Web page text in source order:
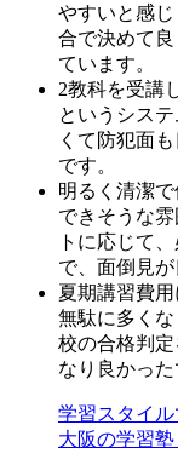
やすいと感
合で決めて
ています。
2教科を受講
というシス
くて防犯面
です。
明るく清潔
できそうな
トに応じて
で、面倒見
夏期講習費
無駄に多く
校の合格判
なり良かった
学習スタイル
大阪の学習